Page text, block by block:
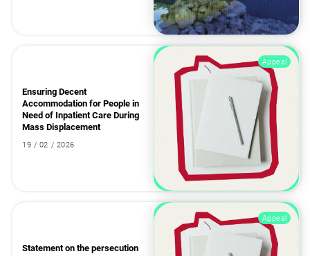
Appeal
Ensuring Decent
Accommodation for People in
Need of Inpatient Care During
Mass Displacement
19 / 02 / 2026
Appeal
Statement on the persecution